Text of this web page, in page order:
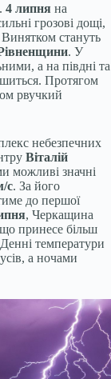
4 липня на
грозові дощі,
стануть
. У
а на півдні та
Протягом
рвучкий
небезпечних
Віталій
можливі значні
с. За його
до першої
, Черкащина
принесе більш
температури
а ночами